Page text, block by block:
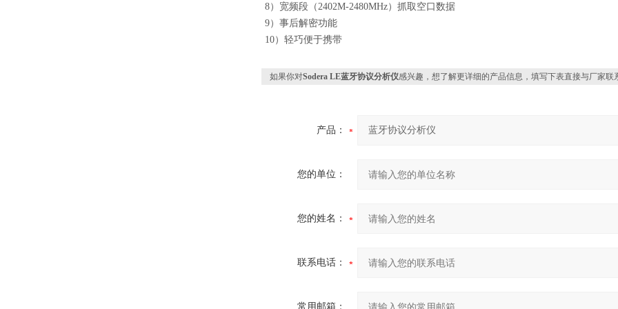
8）宽频段（2402M-2480MHz）抓取空口数据
9）事后解密功能
10）轻巧便于携带
如果你对Sodera LE蓝牙协议分析仪感兴趣，想了解更详细的产品信息，填写下表直接与厂家联
产品：
您的单位：
您的姓名：
联系电话：
常用邮箱：